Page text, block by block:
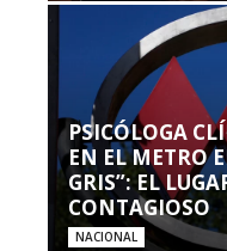
PSICÓLOGA
EN EL METRO
GRIS”: EL
CONTAGIOSO
NACIONAL